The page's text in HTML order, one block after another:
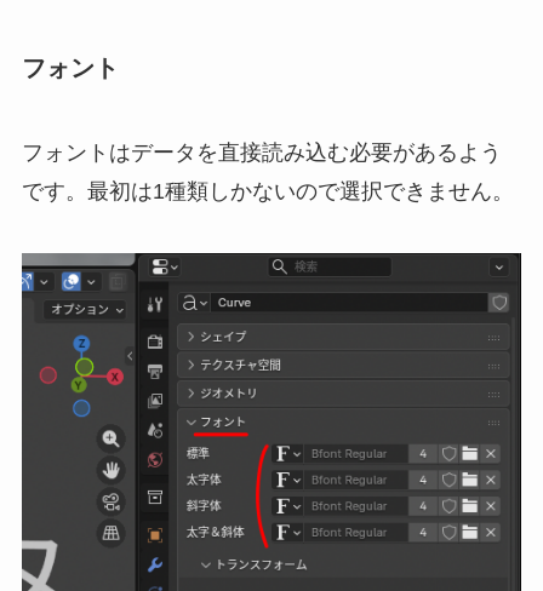
フォント
フォントはデータを直接読み込む必要があるよう
です。最初は1種類しかないので選択できません。